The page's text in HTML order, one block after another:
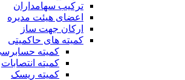
ترکیب سهامداران
اعضای هیئت مدیره
ارکان جهت ساز
کمیته های حاکمیتی
کمیته
کمیته انتصابات
کمیته ریسک